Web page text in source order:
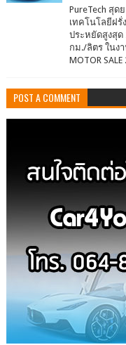
PureTech สุด
เทคโนโลยีฝรั่
ประหยัดสูงสุด
กม./ลิตร ในง
MOTOR SALE
POST A COMMENT